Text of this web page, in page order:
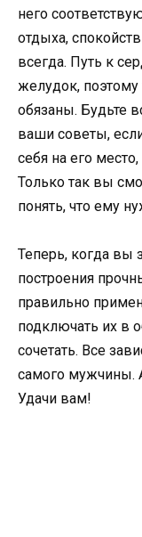
него
отдыха,
всегда. Путь к
желудок, поэтому
обязаны. Будьте
ваши советы,
себя на его место,
Только так вы
понять, что ему
Теперь, когда вы
построения
правильно
подключать их в
сочетать. Все
самого мужчины.
Удачи вам!